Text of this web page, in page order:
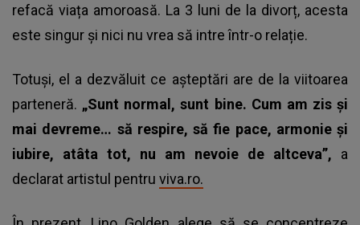
refacă viața amoroasă. La 3 luni de la divorț, acesta
este singur și nici nu vrea să intre într-o relație.
Totuși, el a dezvăluit ce așteptări are de la viitoarea
parteneră. „Sunt normal, sunt bine. Cum am zis și
mai devreme… să respire, să fie pace, armonie și
iubire, atâta tot, nu am nevoie de altceva”, a
declarat artistul pentru viva.ro.